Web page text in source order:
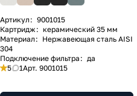
5 1Арт. 9001015
Артикул : 9001015
Картридж : керамический 35 мм
Материал : Нержавеющая сталь AISI
304
Подключение фильтра : да